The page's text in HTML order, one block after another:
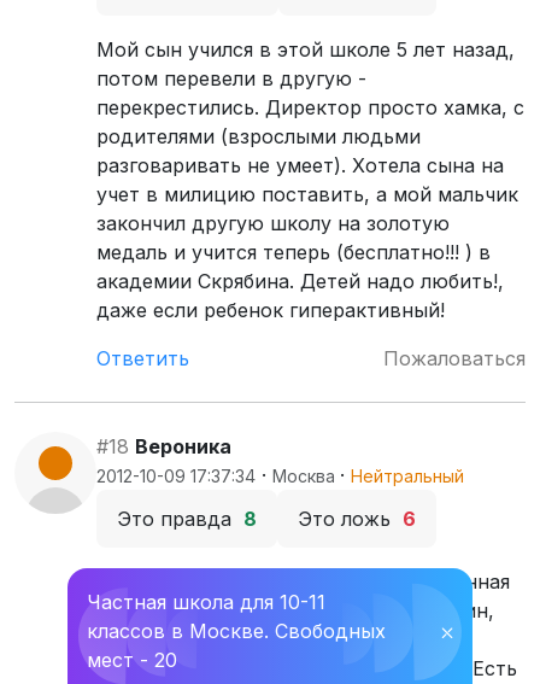
Мой сын учился в этой школе 5 лет назад,
потом перевели в другую -
перекрестились. Директор просто хамка, с
родителями (взрослыми людьми
разговаривать не умеет). Хотела сына на
учет в милицию поставить, а мой мальчик
закончил другую школу на золотую
медаль и учится теперь (бесплатно!!! ) в
академии Скрябина. Детей надо любить!,
даже если ребенок гиперактивный!
Ответить
Пожаловаться
#18 Вероника
2012-10-09 17:37:34 · Москва · Нейтральный
Это правда 8 Это ложь 6
В нашей школе работает необыкновенная
команда учителей. Почти все, как один,
обладают такими качествами, как
терпение, доброта и любовь к детям. Есть
Частная школа для 10-11
классов в Москве. Свободных
мест - 20
⛌